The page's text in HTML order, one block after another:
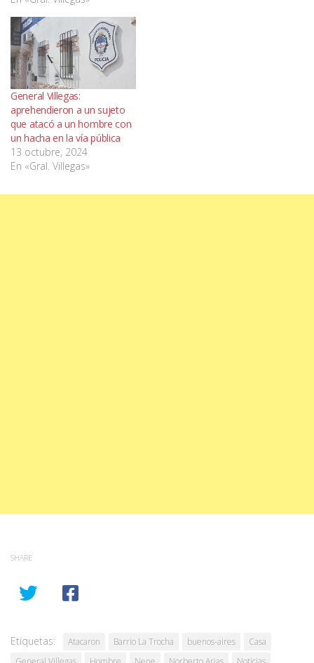
General Villegas:
aprehendieron a un sujeto
que atacó a un hombre con
un hacha en la vía pública
13 octubre, 2024
En «Gral. Villegas»
SHARE
Etiquetas: Atacaron Barrio La Trocha buenos-aires
Casa